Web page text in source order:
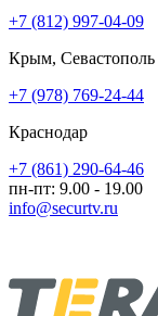
+7 (812) 997-04-09
Крым, Севастополь
+7 (978) 769-24-44
Краснодар
+7 (861) 290-64-46
пн-пт: 9.00 - 19.00
info@securtv.ru